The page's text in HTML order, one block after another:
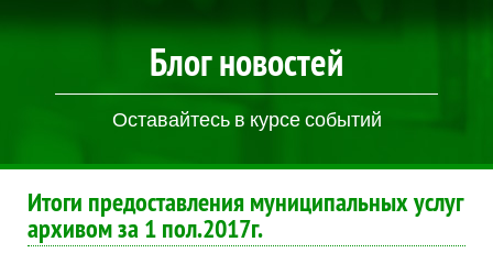
Блог новостей
Оставайтесь в курсе событий
Итоги предоставления муниципальных услуг
архивом за 1 пол.2017г.